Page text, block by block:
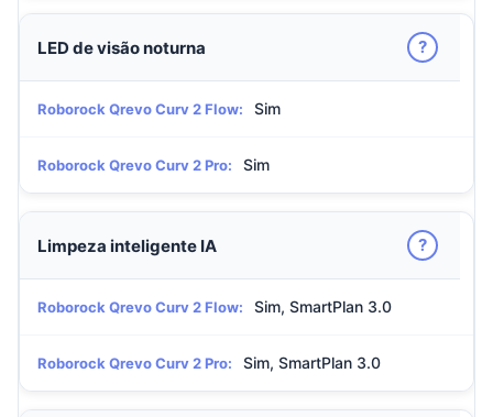
LED de visão noturna ?
Roborock Qrevo Curv 2 Flow: Sim
Roborock Qrevo Curv 2 Pro: Sim
Limpeza inteligente IA ?
Roborock Qrevo Curv 2 Flow: Sim, SmartPlan 3.0
Roborock Qrevo Curv 2 Pro: Sim, SmartPlan 3.0